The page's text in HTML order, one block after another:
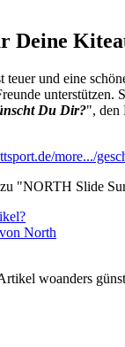
Deine
teuer und eine
unterstützen.
Du Dir?", den
more.../
"NORTH Slide
North
woanders